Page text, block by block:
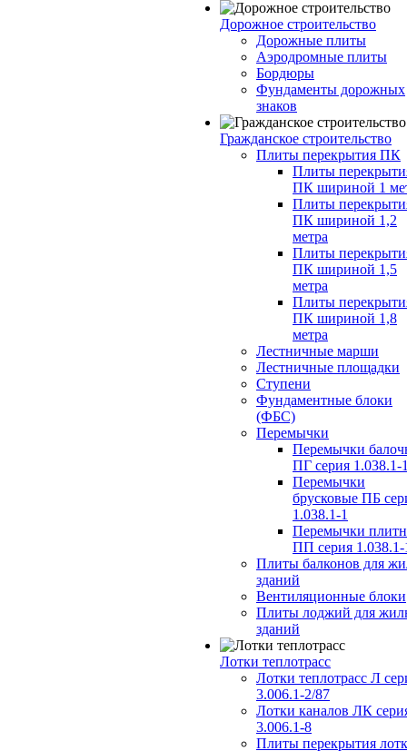
Дорожное строительство
Дорожные плиты
Аэродромные плиты
Бордюры
Фундаменты дорожных
знаков
Гражданское строительство
Плиты перекрытия ПК
Плиты
ПК шириной 1
Плиты
ПК шириной 1,2
метра
Плиты
ПК шириной 1,5
метра
Плиты
ПК шириной 1,8
метра
Лестничные марши
Лестничные площадки
Ступени
Фундаментные блоки
(ФБС)
Перемычки
Перемычки
ПГ серия 1.038.1-
Перемычки
брусковые ПБ
1.038.1-1
Перемычки
ПП серия 1.038.1-
Плиты балконов для
зданий
Вентиляционные блоки
Плиты лоджий для
зданий
Лотки теплотрасс
Лотки теплотрасс Л
3.006.1-2/87
Лотки каналов ЛК
3.006.1-8
Плиты перекрытия